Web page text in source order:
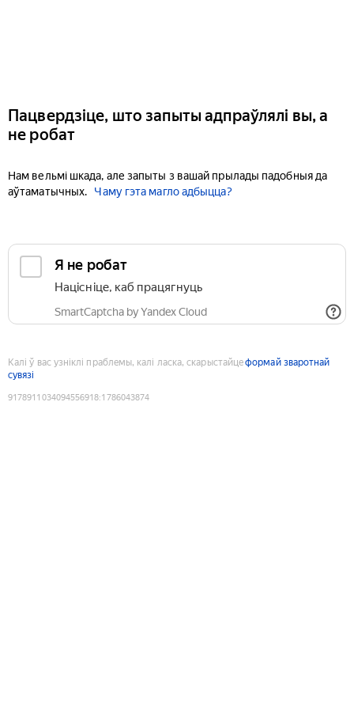
Пацвердзіце, што запыты адпраўлялі вы, а
не робат
Нам вельмі шкада, але запыты з вашай прылады падобныя да
аўтаматычных.
Чаму гэта магло адбыцца?
Я не робат
Націсніце, каб працягнуць
SmartCaptcha by Yandex Cloud
Калі ў вас узніклі праблемы, калі ласка, скарыстайцеформай зваротнай
сувязі
9178911034094556918:1786043874